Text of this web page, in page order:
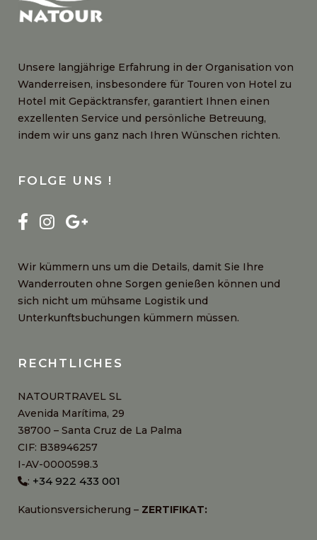
Unsere langjährige Erfahrung in der Organisation von
Wanderreisen, insbesondere für Touren von Hotel zu
Hotel mit Gepäcktransfer, garantiert Ihnen einen
exzellenten Service und persönliche Betreuung,
indem wir uns ganz nach Ihren Wünschen richten.
FOLGE UNS !
Wir kümmern uns um die Details, damit Sie Ihre
Wanderrouten ohne Sorgen genießen können und
sich nicht um mühsame Logistik und
Unterkunftsbuchungen kümmern müssen.
RECHTLICHES
NATOURTRAVEL SL
Avenida Marítima, 29
38700 – Santa Cruz de La Palma
CIF: B38946257
I-AV-0000598.3
: +34 922 433 001
Kautionsversicherung – ZERTIFIKAT: